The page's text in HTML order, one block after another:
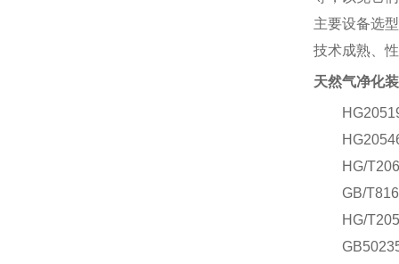
主要设备选
技术成熟、
天然气净化
HG/
GB/
HG/